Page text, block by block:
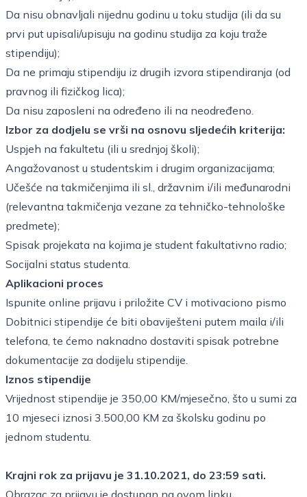
Da nisu obnavljali nijednu godinu u toku studija (ili da su
prvi put upisali/upisuju na godinu studija za koju traže
stipendiju);
Da ne primaju stipendiju iz drugih izvora stipendiranja (od
pravnog ili fizičkog lica);
Da nisu zaposleni na određeno ili na neodređeno.
Izbor za dodjelu se vrši na osnovu sljedećih kriterija:
Uspjeh na fakultetu (ili u srednjoj školi);
Angažovanost u studentskim i drugim organizacijama;
Učešće na takmičenjima ili sl., državnim i/ili međunarodni
(relevantna takmičenja vezane za tehničko-tehnološke
predmete);
Spisak projekata na kojima je student fakultativno radio;
Socijalni status studenta.
Aplikacioni proces
Ispunite online prijavu i priložite CV i motivaciono pismo
Dobitnici stipendije će biti obaviješteni putem maila i/ili
telefona, te ćemo naknadno dostaviti spisak potrebne
dokumentacije za dodijelu stipendije.
Iznos stipendije
Vrijednost stipendije je 350,00 KM/mjesečno, što u sumi za
10 mjeseci iznosi 3.500,00 KM za školsku godinu po
jednom studentu.
Krajni rok za prijavu je 31.10.2021, do 23:59 sati.
Obrazac za prijavu je dostupan na ovom linku.